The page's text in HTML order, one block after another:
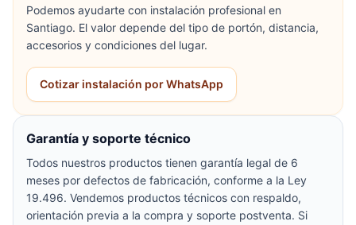
Podemos ayudarte con instalación profesional en
Santiago. El valor depende del tipo de portón, distancia,
accesorios y condiciones del lugar.
Cotizar instalación por WhatsApp
Garantía y soporte técnico
Todos nuestros productos tienen garantía legal de 6
meses por defectos de fabricación, conforme a la Ley
19.496. Vendemos productos técnicos con respaldo,
orientación previa a la compra y soporte postventa. Si